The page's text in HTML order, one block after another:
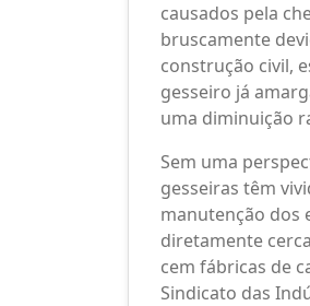
causados pela
bruscamente
construção civil,
gesseiro já
uma diminuição
Sem uma
gesseiras têm
manutenção dos
diretamente
cem fábricas de
Sindicato das